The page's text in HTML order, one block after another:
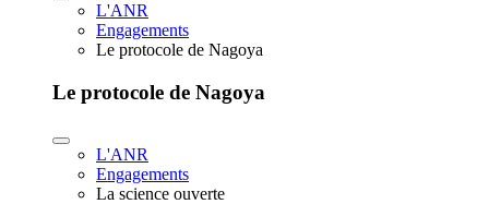
L'ANR
Engagements
Le protocole de Nagoya
Le protocole de Nagoya
L'ANR
Engagements
La science ouverte